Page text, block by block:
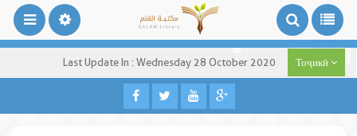
Last Update In : Wednesday 28 October 2020 Тоҷикӣ